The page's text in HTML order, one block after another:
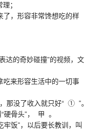
；
，形容非常馋想吃的样
的奇妙碰撞”的视频，文
来形容生活中的一切事
那没了收入就只好“ ① ”。
骨头”， 甲 。
饭”，以后要长教训，叫